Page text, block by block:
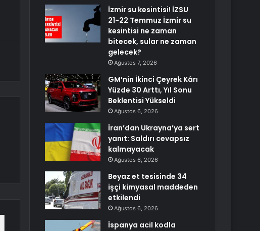
İzmir su kesintisi! İZSU
21-22 Temmuz İzmir su
kesintisi ne zaman
bitecek, sular ne zaman
gelecek?
Ağustos 7, 2026
GM’nin İkinci Çeyrek Kârı
Yüzde 30 Arttı, Yıl Sonu
Beklentisi Yükseldi
Ağustos 6, 2026
İran’dan Ukrayna’ya sert
yanıt: Saldırı cevapsız
kalmayacak
Ağustos 6, 2026
Beyaz et tesisinde 34
işçi kimyasal maddeden
etkilendi
Ağustos 6, 2026
İspanya acil kodla